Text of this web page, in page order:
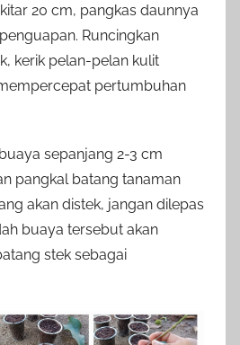
20 cm, pangkas daunnya
Runcingkan
kerik pelan-pelan kulit
pertumbuhan
sepanjang 2-3 cm
pangkal batang tanaman
akan distek, jangan dilepas
buaya tersebut akan
stek sebagai